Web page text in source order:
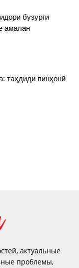
бузурги
амалан
таҳдиди пинҳонӣ
актуальные
проблемы,